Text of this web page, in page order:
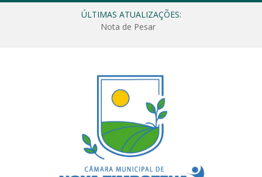
ÚLTIMAS ATUALIZAÇÕES:
Nota de Pesar